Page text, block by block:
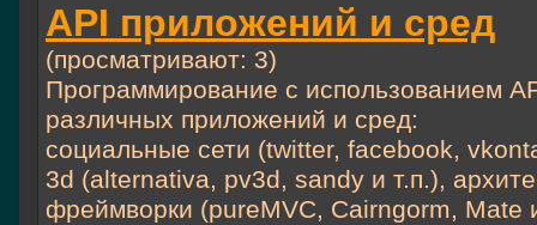
API приложений и сред
(просматривают: 3)
Программирование с использованием
различных приложений и сред:
социальные сети (twitter, facebook,
3d (alternativa, pv3d, sandy и т.п.),
фреймворки (pureMVC, Cairngorm, Mate